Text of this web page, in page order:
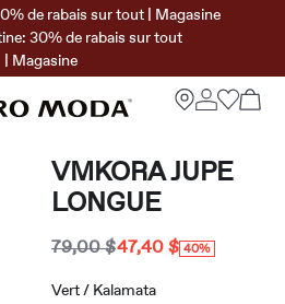
de rabais sur tout | Magasine
30% de rabais sur tout
| Magasine
VMKORA JUPE
LONGUE
79,00 $47,40 $ 40%
Vert / Kalamata